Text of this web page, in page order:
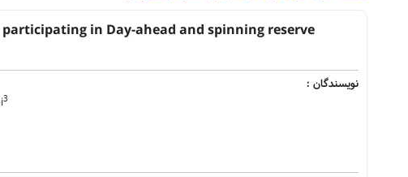
in Day-ahead and spinning reserve
نویسندگان :
3